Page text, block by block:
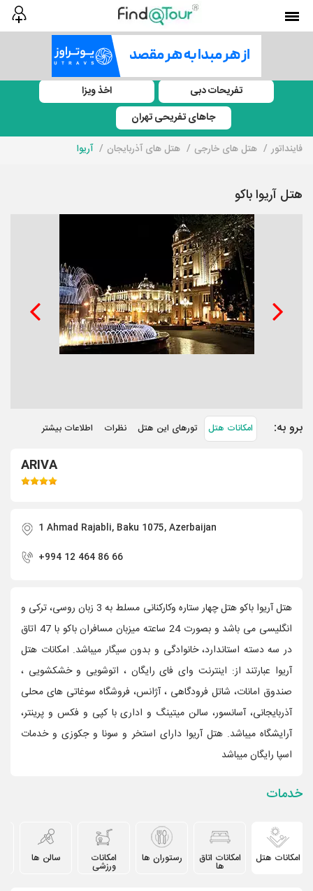
تفریحات دبی
اخذ ویزا
جاهای تفریحی تهران
فاینداتور هتل های خارجی هتل های آذربایجان آریوا
هتل آریوا باکو
برو به: امکانات هتل تورهای این هتل نظرات اطلاعات بیشتر
ARIVA
1 Ahmad Rajabli, Baku 1075, Azerbaijan
+994 12 464 86 66
هتل آریوا باکو هتل چهار ستاره وکارکنانی مسلط به 3 زبان روسی، ترکی و
انگلیسی می باشد و بصورت 24 ساعته میزبان مسافران باکو با 47 اتاق
در سه دسته استاندارد، خانوادگی و بدون سیگار میباشد. امکانات هتل
آریوا عبارتند از: اینترنت وای فای رایگان ، اتوشویی و خشکشویی ،
صندوق امانات، شاتل فرودگاهی ، آژانس، فروشگاه سوغاتی های محلی
آذربایجانی، آسانسور، سالن میتینگ و اداری با کپی و فکس و پرینتر،
آرایشگاه میباشد. هتل آریوا دارای استخر و سونا و جکوزی و خدمات
اسپا رایگان میباشد
خدمات
امکانات هتل امکانات اتاق
ها
رستوران ها امکانات
ورزشی
سالن ها